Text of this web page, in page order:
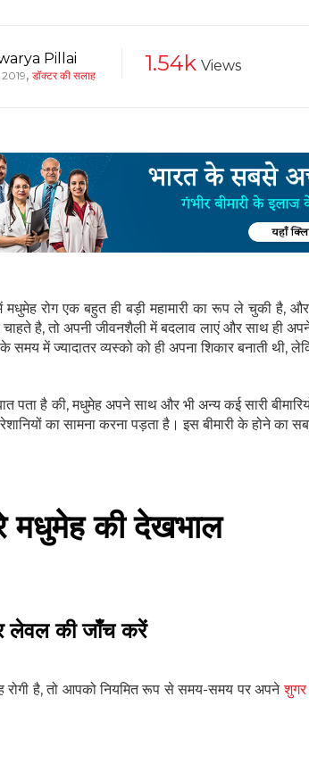
Pillai
, डॉक्टर की सलाह 1.54k Views
रोग एक बहुत ही बड़ी महामारी का रूप ले चुकी है,
चाहते है, तो अपनी जीवनशैली में बदलाव लाएं और साथ ही
समय में ज्यादातर व्यस्को को ही अपना शिकार बनाती थी,
पता है की, मधुमेह अपने साथ और भी अन्य कई सारी
का सामना करना पड़ता है। इस बीमारी के होने का
मधुमेह की देखभाल
लेवल की जाँच करें
है, तो आपको नियमित रूप से समय-समय पर अपने